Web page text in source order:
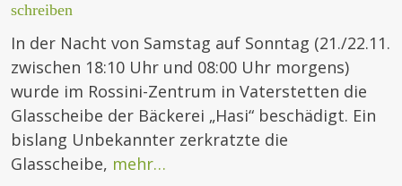
schreiben
In der Nacht von Samstag auf Sonntag (21./22.11.
zwischen 18:10 Uhr und 08:00 Uhr morgens)
wurde im Rossini-Zentrum in Vaterstetten die
Glasscheibe der Bäckerei „Hasi“ beschädigt. Ein
bislang Unbekannter zerkratzte die
Glasscheibe, mehr…